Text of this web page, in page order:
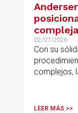
España
de
02/07/2026
Con su
complejos,
LEER MÁS >>